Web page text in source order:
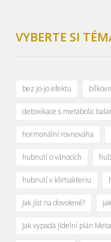
VYBERTE SI
bez jo-jo efektu
detoxikace s metabolic
hormonální rovnováha
hubnutí o vánocích
hubnutí v klimakteriu
Jak jíst na dovolené?
Jak vypadá Jídelní plán